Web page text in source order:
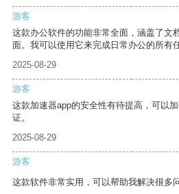
游客
这款办公软件的功能非常全面，涵盖了文
面。我可以使用它来完成日常办公的所有
2025-08-29
游客
这款加速器app的安全性有待提高，可以
证。
2025-08-29
游客
这款软件非常实用，可以帮助我解决很多问